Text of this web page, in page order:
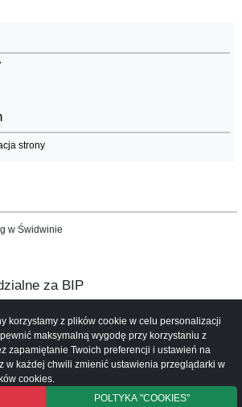
strony
w Świdwinie
za BIP
korzystamy z plików cookie w celu personalizacji
maksymalną wygodę przy korzystaniu z
zapamiętanie Twoich preferencji i ustawień na
w każdej chwili zmienić ustawienia przeglądarki w
cookies.
POLTYKA "COOKIES"